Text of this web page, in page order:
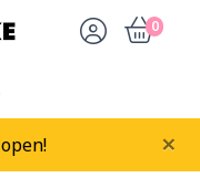
0
×